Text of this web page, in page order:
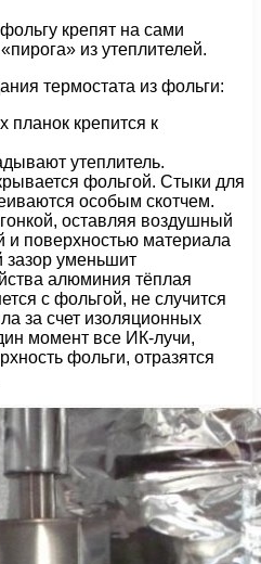
крепят на сами
из утеплителей.
термостата из фольги:
планок крепится к
утеплитель.
фольгой. Стыки для
особым скотчем.
оставляя воздушный
и поверхностью материала
уменьшит
алюминия тёплая
с фольгой, не случится
за счет изоляционных
момент все ИК-лучи,
фольги, отразятся